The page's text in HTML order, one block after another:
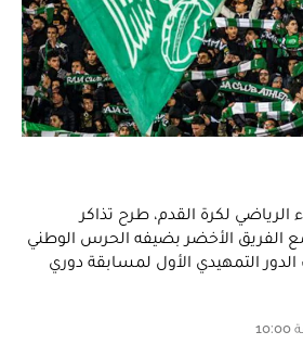
الرياضي لكرة القدم، طرح تذاكر
الفريق الأخضر بضيفه الحرس الوطني
التمهيدي الأول لمسابقة دوري